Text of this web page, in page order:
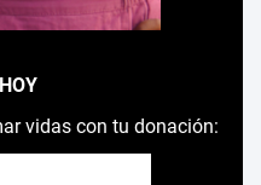
vidas con tu donación: